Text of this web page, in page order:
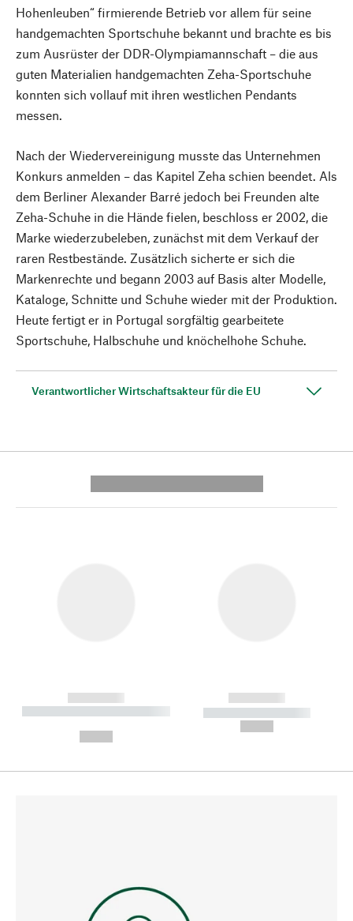
Hohenleuben“ firmierende Betrieb vor allem für seine
handgemachten Sportschuhe bekannt und brachte es bis
zum Ausrüster der DDR-Olympiamannschaft – die aus
guten Materialien handgemachten Zeha-Sportschuhe
konnten sich vollauf mit ihren westlichen Pendants
messen.
Nach der Wiedervereinigung musste das Unternehmen
Konkurs anmelden – das Kapitel Zeha schien beendet. Als
dem Berliner Alexander Barré jedoch bei Freunden alte
Zeha-Schuhe in die Hände fielen, beschloss er 2002, die
Marke wiederzubeleben, zunächst mit dem Verkauf der
raren Restbestände. Zusätzlich sicherte er sich die
Markenrechte und begann 2003 auf Basis alter Modelle,
Kataloge, Schnitte und Schuhe wieder mit der Produktion.
Heute fertigt er in Portugal sorgfältig gearbeitete
Sportschuhe, Halbschuhe und knöchelhohe Schuhe.
Verantwortlicher Wirtschaftsakteur für die EU
------------
----------- ----------- --------
------------
----------- -----------